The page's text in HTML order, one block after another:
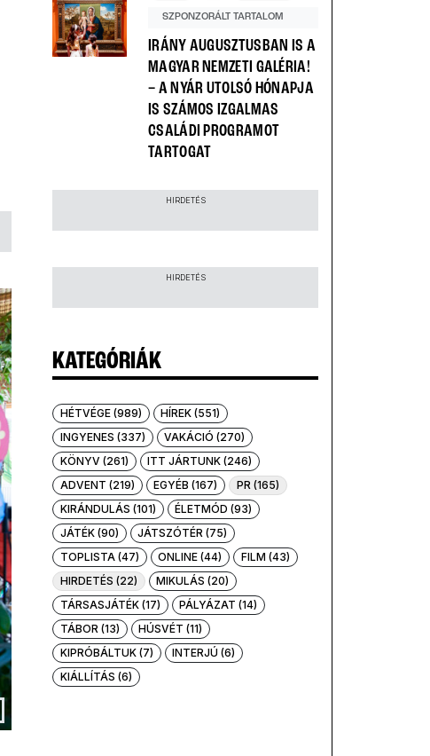
SZPONZORÁLT TARTALOM
IRÁNY AUGUSZTUSBAN IS A
MAGYAR NEMZETI GALÉRIA!
– A NYÁR UTOLSÓ HÓNAPJA
IS SZÁMOS IZGALMAS
CSALÁDI PROGRAMOT
TARTOGAT
HIRDETÉS
HIRDETÉS
KATEGÓRIÁK
HÉTVÉGE (989)
HÍREK (551)
INGYENES (337)
VAKÁCIÓ (270)
KÖNYV (261)
ITT JÁRTUNK (246)
ADVENT (219)
EGYÉB (167)
PR (165)
KIRÁNDULÁS (101)
ÉLETMÓD (93)
JÁTÉK (90)
JÁTSZÓTÉR (75)
TOPLISTA (47)
ONLINE (44)
FILM (43)
HIRDETÉS (22)
MIKULÁS (20)
TÁRSASJÁTÉK (17)
PÁLYÁZAT (14)
TÁBOR (13)
HÚSVÉT (11)
KIPRÓBÁLTUK (7)
INTERJÚ (6)
KIÁLLÍTÁS (6)